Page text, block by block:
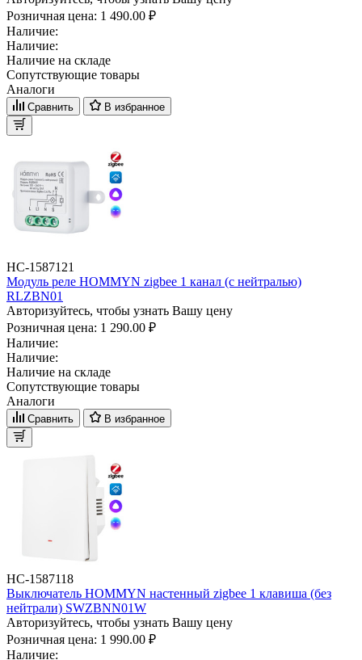
Розничная цена: 1 490.00 ₽
Наличие:
Наличие:
Наличие на складе
Сопутствующие товары
Аналоги
Сравнить В избранное
НС-1587121
Модуль реле HOMMYN zigbee 1 канал (с нейтралью)
RLZBN01
Авторизуйтесь, чтобы узнать Вашу цену
Розничная цена: 1 290.00 ₽
Наличие:
Наличие:
Наличие на складе
Сопутствующие товары
Аналоги
Сравнить В избранное
НС-1587118
Выключатель HOMMYN настенный zigbee 1 клавиша (без
нейтрали) SWZBNN01W
Авторизуйтесь, чтобы узнать Вашу цену
Розничная цена: 1 990.00 ₽
Наличие: